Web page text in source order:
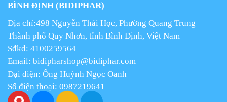
BÌNH ĐỊNH (BIDIPHAR)
Địa chỉ:498 Nguyễn Thái Học, Phường Quang Trung
Thành phố Quy Nhơn, tỉnh Bình Định, Việt Nam
Sđkd: 4100259564
Email: bidipharshop@bidiphar.com
Đại diện: Ông Huỳnh Ngọc Oanh
Số điện thoại: 0987219641